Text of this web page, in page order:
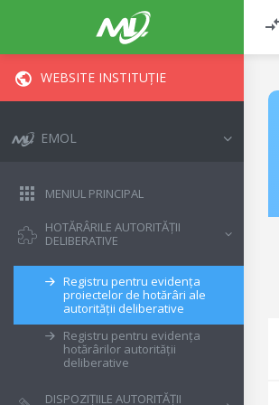
WEBSITE INSTITUȚIE
EMOL
MENIUL PRINCIPAL
HOTĂRÂRILE AUTORITĂȚII
DELIBERATIVE
Registru pentru evidența
proiectelor de hotărâri ale
autorității deliberative
Registru pentru evidența
hotărârilor autorității
deliberative
DISPOZIȚIILE AUTORITĂȚII